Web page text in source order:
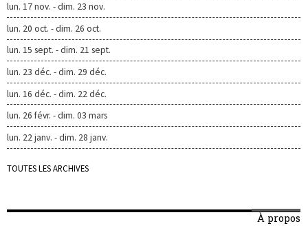
lun. 17 nov. - dim. 23 nov.
lun. 20 oct. - dim. 26 oct.
lun. 15 sept. - dim. 21 sept.
lun. 23 déc. - dim. 29 déc.
lun. 16 déc. - dim. 22 déc.
lun. 26 févr. - dim. 03 mars
lun. 22 janv. - dim. 28 janv.
TOUTES LES ARCHIVES
À propos